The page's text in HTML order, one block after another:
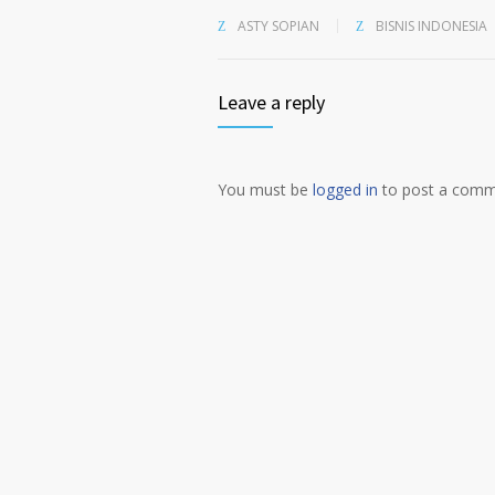
ASTY SOPIAN BISNIS INDONESIA
Leave a reply
You must be logged in to post a